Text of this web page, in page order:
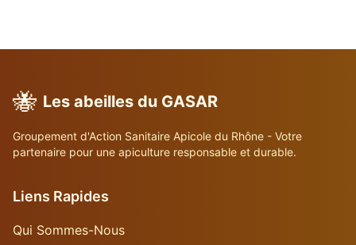
🐝 Les abeilles du GASAR
Groupement d'Action Sanitaire Apicole du Rhône - Votre
partenaire pour une apiculture responsable et durable.
Liens Rapides
Qui Sommes-Nous